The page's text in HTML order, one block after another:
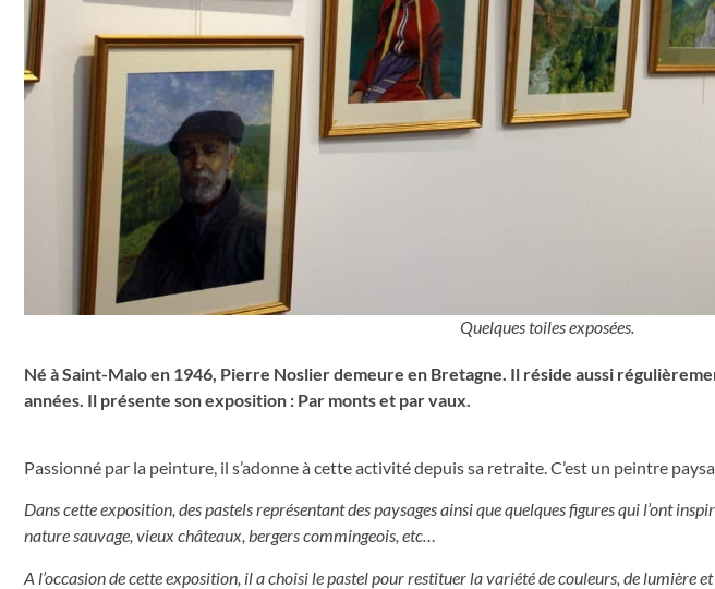
Quelques toiles exposées.
Né à Saint-Malo en 1946, Pierre Noslier demeure en Bretagne. Il réside aussi
années. Il présente son exposition : Par monts et par vaux.
Passionné par la peinture, il s’adonne à cette activité depuis sa retraite. C’est un peintre
Dans cette exposition, des pastels représentant des paysages ainsi que quelques figures qui l’ont
nature sauvage, vieux châteaux, bergers commingeois, etc…
A l’occasion de cette exposition, il a choisi le pastel pour restituer la variété de couleurs, de lumière et